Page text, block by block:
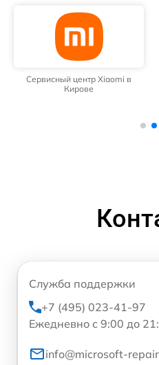
Сервисный центр Xiaomi в
Кирове
Служба поддержки
+7 (495) 023-41-97
Ежедневно с 9:00 до
info@microsoft-